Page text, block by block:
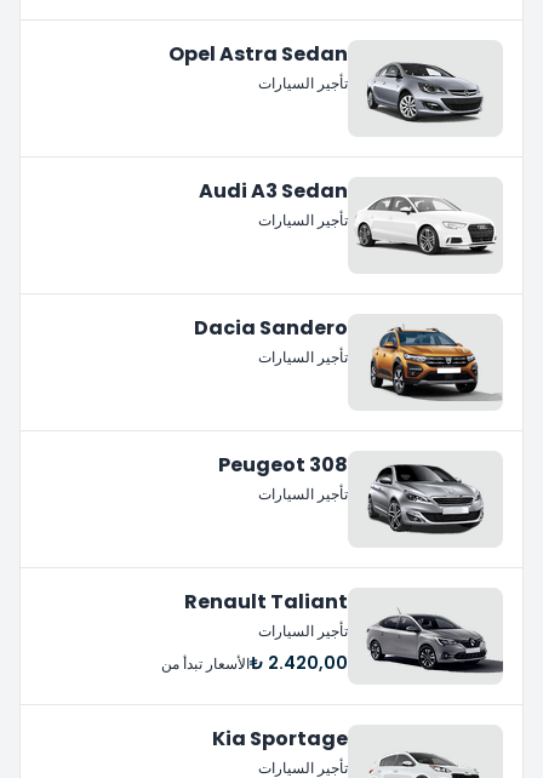
Opel Astra Sedan
تأجير السيارات
Audi A3 Sedan
تأجير السيارات
Dacia Sandero
تأجير السيارات
Peugeot 308
تأجير السيارات
Renault Taliant
تأجير السيارات
2.420,00 ₺ الأسعار تبدأ من
Kia Sportage
تأجير السيارات